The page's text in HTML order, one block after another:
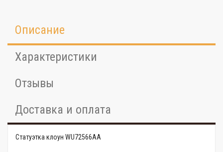
Описание
Характеристики
Отзывы
Доставка и оплата
Статуэтка клоун WU72566AA